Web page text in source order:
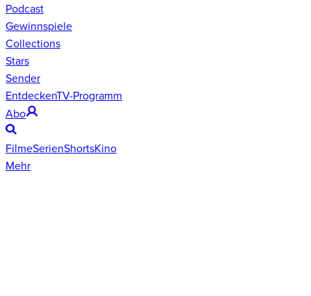
Podcast
Gewinnspiele
Collections
Stars
Sender
EntdeckenTV-Programm
Abo
FilmeSerienShortsKino
Mehr